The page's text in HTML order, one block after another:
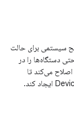
سطح سیستمی برای حالت
دستگاه‌ها را در
پشتیبانی را اصلاح می‌کند تا